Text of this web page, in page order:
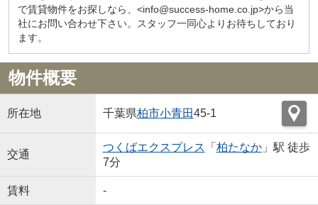
で賃貸物件をお探しなら、<info@success-home.co.jp>から当
社にお問い合わせ下さい。スタッフ一同心よりお待ちしており
ます。
物件概要
所在地 千葉県柏市小青田45-1
交通
つくばエクスプレス 「 柏たなか」駅 徒歩
7分
賃料 -